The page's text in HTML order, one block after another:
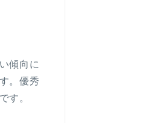
傾向に
。優秀
す。